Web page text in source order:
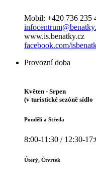
Mobil: +420 736 235
www.is.benatky.cz
facebook.com/
Provozní doba
Květen - Srpen
(v turistické sezóně
Pondělí a Středa
8:00-11:30 / 12:30-
Úterý, Čtvrtek